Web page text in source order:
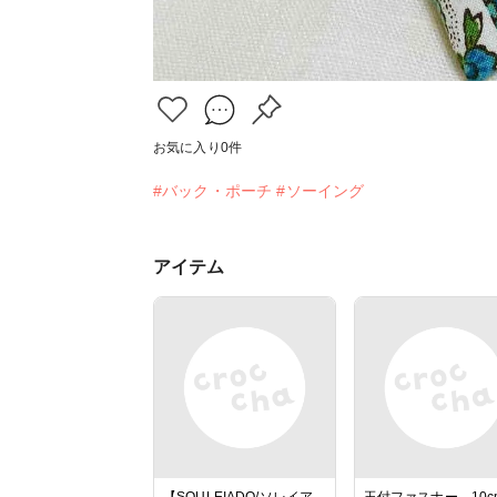
お気に入り 0件
#バック・ポーチ #ソーイング
アイテム